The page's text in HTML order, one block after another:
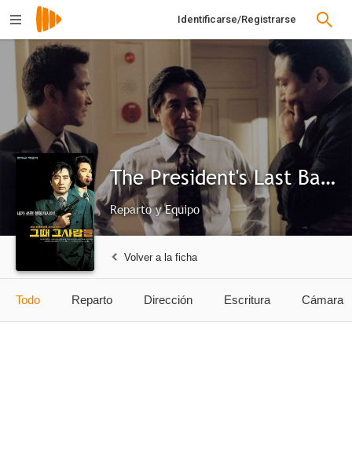
Identificarse/Registrarse
The President's Last Bang
Reparto y Equipo
Volver a la ficha
Todo Reparto Dirección Escritura Cámara